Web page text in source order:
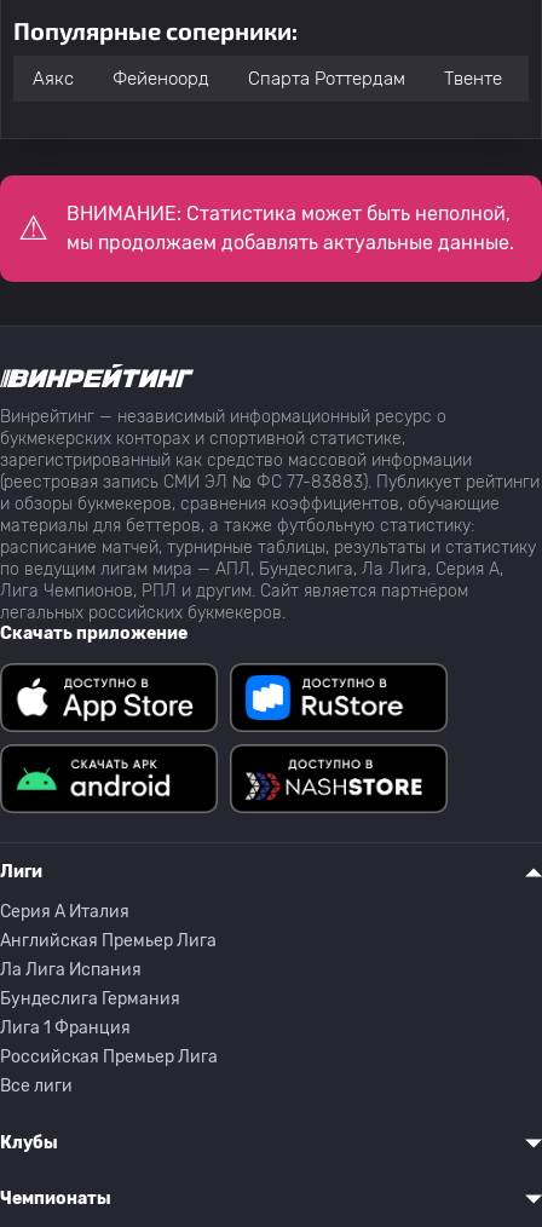
Популярные соперники:
Аякс Фейеноорд Спарта Роттердам Твенте
ВНИМАНИЕ: Статистика может быть неполной,
мы продолжаем добавлять актуальные данные.
Винрейтинг — независимый информационный ресурс о
букмекерских конторах и спортивной статистике,
зарегистрированный как средство массовой информации
(реестровая запись СМИ ЭЛ № ФС 77-83883). Публикует рейтинги
и обзоры букмекеров, сравнения коэффициентов, обучающие
материалы для беттеров, а также футбольную статистику:
расписание матчей, турнирные таблицы, результаты и статистику
по ведущим лигам мира — АПЛ, Бундеслига, Ла Лига, Серия А,
Лига Чемпионов, РПЛ и другим. Сайт является партнёром
легальных российских букмекеров.
Скачать приложение
Лиги
Серия A Италия
Английская Премьер Лига
Ла Лига Испания
Бундеслига Германия
Лига 1 Франция
Российская Премьер Лига
Все лиги
Клубы
Чемпионаты